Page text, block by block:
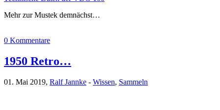
Mehr zur Mustek demnächst…
0 Kommentare
1950 Retro…
01. Mai 2019, Ralf Jannke - Wissen, Sammeln